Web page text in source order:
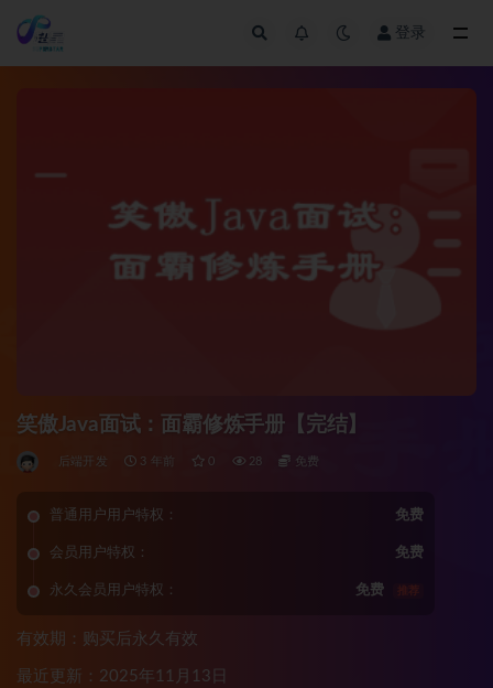
登录
笑傲Java面试：面霸修炼手册【完结】
后端开发 3 年前 0 28 免费
普通用户用户特权： 免费
会员用户特权： 免费
永久会员用户特权： 免费 推荐
有效期：购买后永久有效
最近更新：2025年11月13日